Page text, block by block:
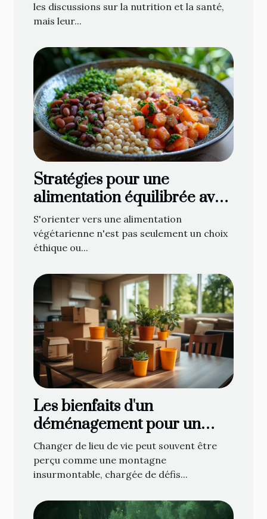
les discussions sur la nutrition et la santé,
mais leur...
Stratégies pour une
alimentation équilibrée avec
des recettes végétariennes
simples
S'orienter vers une alimentation
végétarienne n'est pas seulement un choix
éthique ou...
Les bienfaits d'un
déménagement pour un
nouveau départ
Changer de lieu de vie peut souvent être
perçu comme une montagne
insurmontable, chargée de défis...